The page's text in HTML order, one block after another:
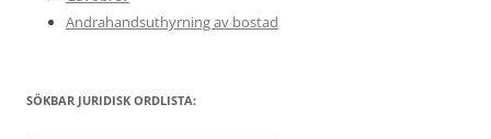
Andrahandsuthyrning av bostad
SÖKBAR JURIDISK ORDLISTA: